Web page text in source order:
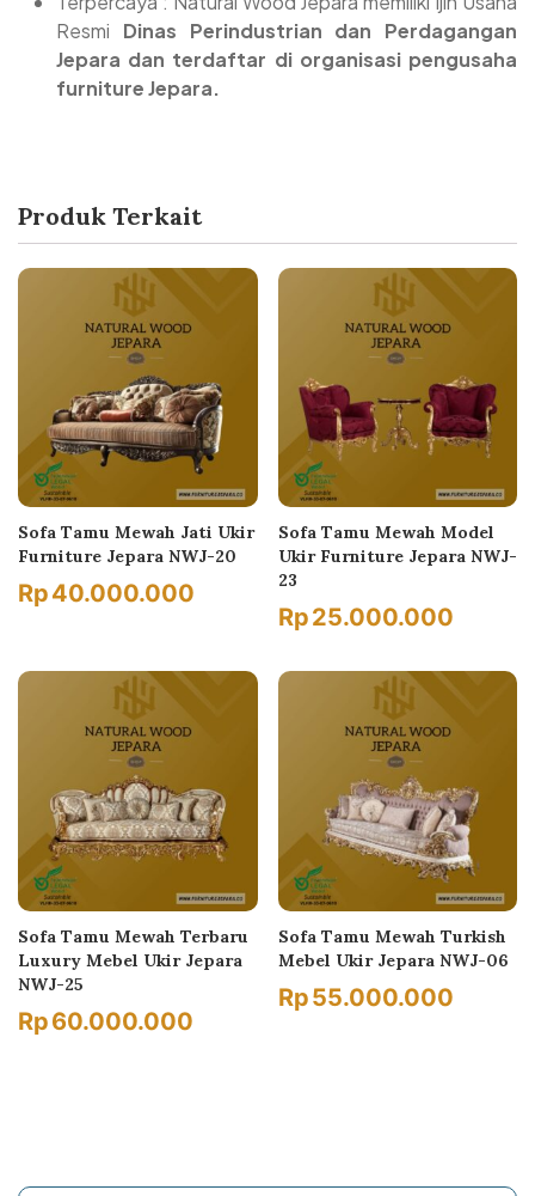
Resmi Dinas Perindustrian dan Perdagangan
Jepara dan terdaftar di organisasi pengusaha
furniture Jepara.
Produk Terkait
Sofa Tamu Mewah Jati Ukir
Furniture Jepara NWJ-20
Rp40.000.000
Sofa Tamu Mewah Model
Ukir Furniture Jepara NWJ-
23
Rp25.000.000
Sofa Tamu Mewah Terbaru
Luxury Mebel Ukir Jepara
NWJ-25
Rp60.000.000
Sofa Tamu Mewah Turkish
Mebel Ukir Jepara NWJ-06
Rp55.000.000